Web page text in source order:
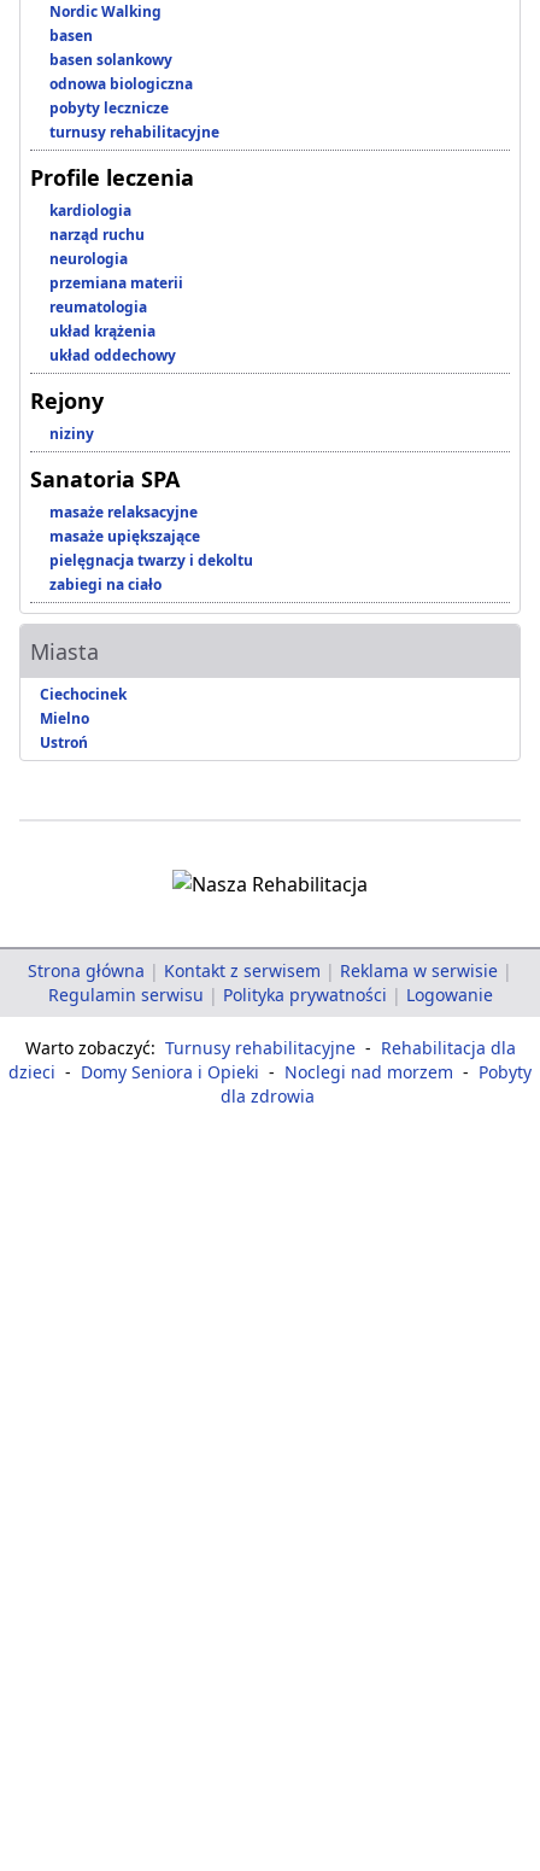
Nordic Walking
basen
basen solankowy
odnowa biologiczna
pobyty lecznicze
turnusy rehabilitacyjne
Profile leczenia
kardiologia
narząd ruchu
neurologia
przemiana materii
reumatologia
układ krążenia
układ oddechowy
Rejony
niziny
Sanatoria SPA
masaże relaksacyjne
masaże upiększające
pielęgnacja twarzy i dekoltu
zabiegi na ciało
Miasta
Ciechocinek
Mielno
Ustroń
Strona główna | Kontakt z serwisem | Reklama w serwisie |
Regulamin serwisu | Polityka prywatności | Logowanie
Warto zobaczyć: Turnusy rehabilitacyjne - Rehabilitacja dla
dzieci - Domy Seniora i Opieki - Noclegi nad morzem - Pobyty
dla zdrowia